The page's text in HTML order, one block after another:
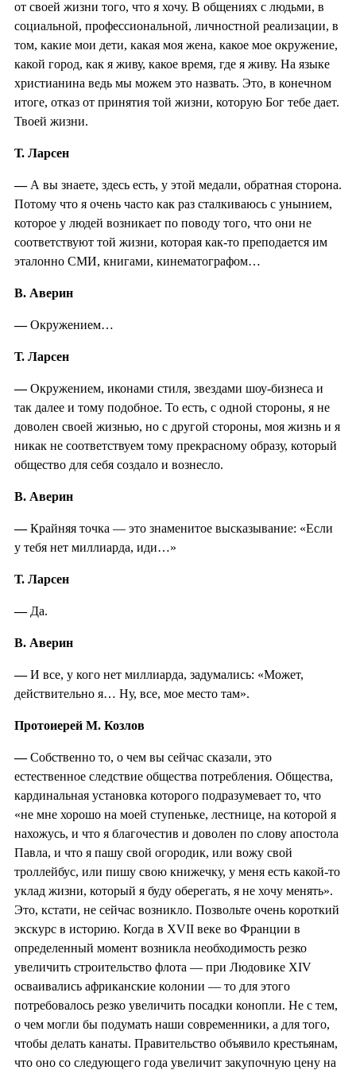
от своей жизни того, что я хочу. В общениях с людьми, в
социальной, профессиональной, личностной реализации, в
том, какие мои дети, какая моя жена, какое мое окружение,
какой город, как я живу, какое время, где я живу. На языке
христианина ведь мы можем это назвать. Это, в конечном
итоге, отказ от принятия той жизни, которую Бог тебе дает.
Твоей жизни.
Т. Ларсен
— А вы знаете, здесь есть, у этой медали, обратная сторона.
Потому что я очень часто как раз сталкиваюсь с унынием,
которое у людей возникает по поводу того, что они не
соответствуют той жизни, которая как-то преподается им
эталонно СМИ, книгами, кинематографом…
В. Аверин
—Окружением…
Т. Ларсен
—Окружением, иконами стиля, звездами шоу-бизнеса и
так далее и тому подобное. То есть, с одной стороны, я не
доволен своей жизнью, но с другой стороны, моя жизнь и я
никак не соответствуем тому прекрасному образу, который
общество для себя создало и вознесло.
В. Аверин
—Крайняя точка — это знаменитое высказывание: «Если
у тебя нет миллиарда, иди…»
Т. Ларсен
— Да.
В. Аверин
—И все, у кого нет миллиарда, задумались: «Может,
действительно я… Ну, все, мое место там».
Протоиерей М. Козлов
—Собственно то, о чем вы сейчас сказали, это
естественное следствие общества потребления. Общества,
кардинальная установка которого подразумевает то, что
«не мне хорошо на моей ступеньке, лестнице, на которой я
нахожусь, и что я благочестив и доволен по слову апостола
Павла, и что я пашу свой огородик, или вожу свой
троллейбус, или пишу свою книжечку, у меня есть какой-то
уклад жизни, который я буду оберегать, я не хочу менять».
Это, кстати, не сейчас возникло. Позвольте очень короткий
экскурс в историю. Когда в XVII веке во Франции в
определенный момент возникла необходимость резко
увеличить строительство флота — при Людовике XIV
осваивались африканские колонии — то для этого
потребовалось резко увеличить посадки конопли. Не с тем,
о чем могли бы подумать наши современники, а для того,
чтобы делать канаты. Правительство объявило крестьянам,
что оно со следующего года увеличит закупочную цену на